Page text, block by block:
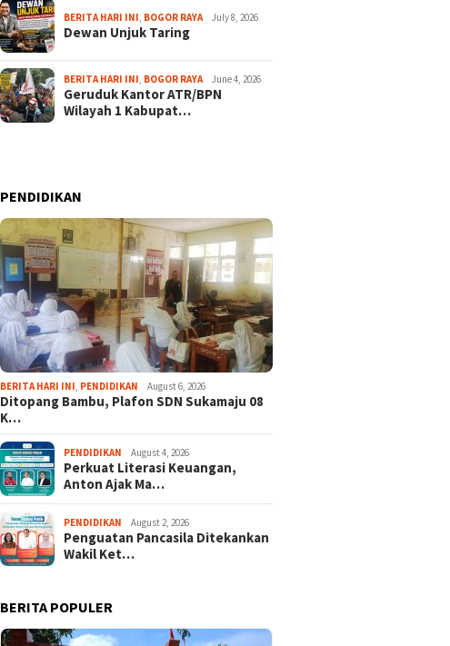
Jelang Mukab IX KADIN
Kabupaten Bogor, PHRI Bulat
Dukung Ridwan Rusliadi
“Kita Indonesia – Kreativitas
BERITA HARI INI BOGOR RAYA July 8, 2026
Dewan Unjuk Taring
BERITA HARI INI BOGOR RAYA June 4, 2026
Geruduk Kantor ATR/BPN
Wilayah 1 Kabupat…
PENDIDIKAN
BERITA HARI INI PENDIDIKAN August 6, 2026
Ditopang Bambu, Plafon SDN Sukamaju 08
K…
PENDIDIKAN August 4, 2026
Perkuat Literasi Keuangan,
Anton Ajak Ma…
PENDIDIKAN August 2, 2026
Penguatan Pancasila Ditekankan
Wakil Ket…
BERITA POPULER